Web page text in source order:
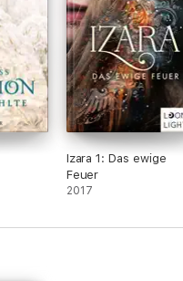
Izara 1: Das ewige
Feuer
2017